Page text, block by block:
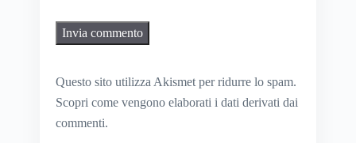
Questo sito utilizza Akismet per ridurre lo spam.
Scopri come vengono elaborati i dati derivati dai
commenti.